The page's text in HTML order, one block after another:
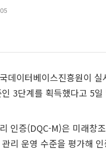
데이터베이스진흥원이
3단계를 획득했다고 5일
인증(DQC-M)은 미래창
리 운영 수준을 평가해